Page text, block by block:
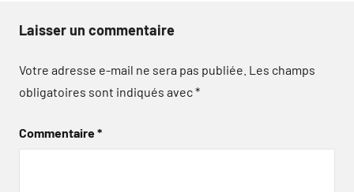
Laisser un commentaire
Votre adresse e-mail ne sera pas publiée. Les champs
obligatoires sont indiqués avec*
Commentaire*